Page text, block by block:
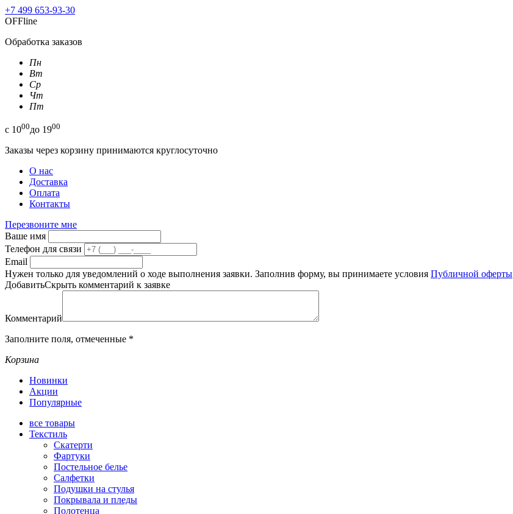
+7 499 653-93-30
OFFline
Обработка заказов
Пн
Вт
Ср
Чт
Пт
с 1000до 1900
Заказы через корзину принимаются круглосуточно
О нас
Доставка
Оплата
Контакты
Перезвоните мне
Ваше имя
Телефон для связи
Email
Нужен только для уведомлений о ходе выполнения заявки. Заполнив форму, вы принимаете условия Публичной оферты
ДобавитьСкрыть комментарий к заявке
Комментарий
Заполните поля, отмеченные *
Корзина
Новинки
Акции
Популярные
все товары
Текстиль
Скатерти
Фартуки
Постельное белье
Салфетки
Подушки на стулья
Покрывала и пледы
Полотенца